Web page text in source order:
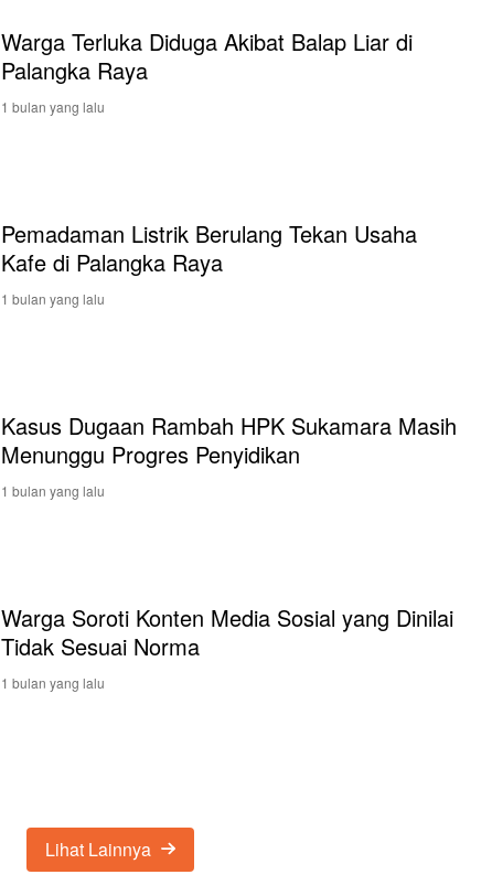
Warga Terluka Diduga Akibat Balap Liar di
Palangka Raya
1 bulan yang lalu
Pemadaman Listrik Berulang Tekan Usaha
Kafe di Palangka Raya
1 bulan yang lalu
Kasus Dugaan Rambah HPK Sukamara Masih
Menunggu Progres Penyidikan
1 bulan yang lalu
Warga Soroti Konten Media Sosial yang Dinilai
Tidak Sesuai Norma
1 bulan yang lalu
Lihat Lainnya